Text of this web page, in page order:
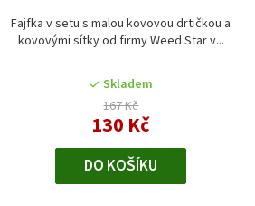
Fajfka v setu s malou kovovou drtičkou a
kovovými sítky od firmy Weed Star v...
je
5,0
5
hvězdiček.
Skladem
167 Kč
130 Kč
DO KOŠÍKU